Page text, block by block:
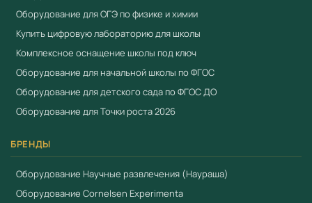
числе изображения,
анимационные
файлы,
видеоматериалы)
Функция,
автоматически
модифицирующая
нарисованное от
руки в круги,
прямоугольники,
треугольники.
Оборудование для ОГЭ по физике и химии
Купить цифровую лабораторию для школы
Комплексное оснащение школы под ключ
Оборудование для начальной школы по ФГОС
Оборудование для детского сада по ФГОС ДО
Оборудование для Точки роста 2026
БРЕНДЫ
Оборудование Научные развлечения (Наураша)
Оборудование Cornelsen Experimenta